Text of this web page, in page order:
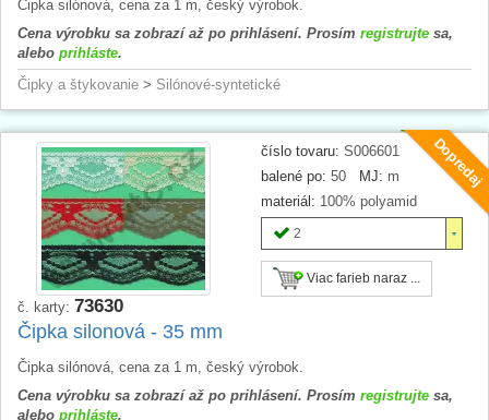
Čipka silónová, cena za 1 m, český výrobok.
Cena výrobku sa zobrazí až po prihlásení. Prosím registrujte sa,
alebo prihláste.
Čipky a štykovanie > Silónové-syntetické
Dopredaj
číslo tovaru: S006601
balené po: 50 MJ: m
materiál: 100% polyamid
2
Viac farieb naraz ...
č. karty: 73630
Čipka silonová - 35 mm
Čipka silónová, cena za 1 m, český výrobok.
Cena výrobku sa zobrazí až po prihlásení. Prosím registrujte sa,
alebo prihláste.